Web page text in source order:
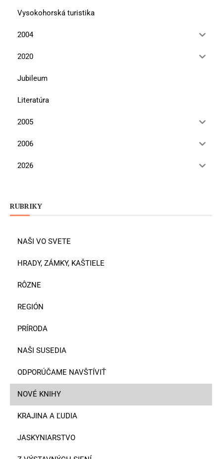
Vysokohorská turistika
2004
2020
Jubileum
Literatúra
2005
2006
2026
RUBRIKY
NAŠI VO SVETE
HRADY, ZÁMKY, KAŠTIELE
RÔZNE
REGIÓN
PRÍRODA
NAŠI SUSEDIA
ODPORÚČAME NAVŠTÍVIŤ
NOVÉ KNIHY
KRAJINA A ĽUDIA
JASKYNIARSTVO